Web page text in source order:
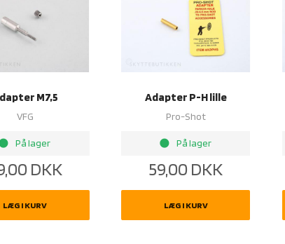
M7,5
VFG
På lager
DKK
LÆG I KURV
Adapter P-H lille
Pro-Shot
brightness_1 På lager
59,00 DKK
LÆG I KURV